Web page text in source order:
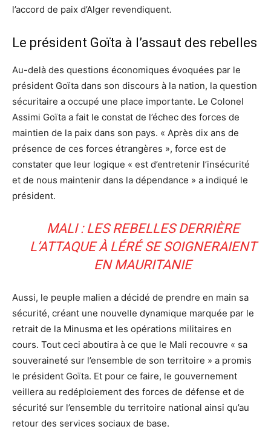
l’accord de paix d’Alger revendiquent.
Le président Goïta à l’assaut des rebelles
Au-delà des questions économiques évoquées par le
président Goïta dans son discours à la nation, la question
sécuritaire a occupé une place importante. Le Colonel
Assimi Goïta a fait le constat de l’échec des forces de
maintien de la paix dans son pays. « Après dix ans de
présence de ces forces étrangères », force est de
constater que leur logique « est d’entretenir l’insécurité
et de nous maintenir dans la dépendance » a indiqué le
président.
MALI : LES REBELLES DERRIÈRE
L’ATTAQUE À LÉRÉ SE SOIGNERAIENT
EN MAURITANIE
Aussi, le peuple malien a décidé de prendre en main sa
sécurité, créant une nouvelle dynamique marquée par le
retrait de la Minusma et les opérations militaires en
cours. Tout ceci aboutira à ce que le Mali recouvre « sa
souveraineté sur l’ensemble de son territoire » a promis
le président Goïta. Et pour ce faire, le gouvernement
veillera au redéploiement des forces de défense et de
sécurité sur l’ensemble du territoire national ainsi qu’au
retour des services sociaux de base.